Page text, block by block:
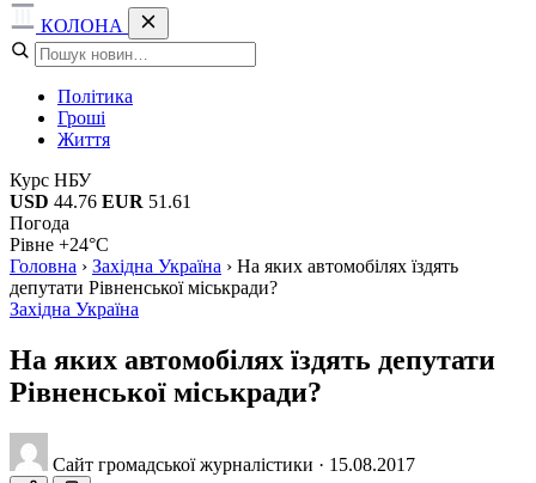
КОЛОНА
Політика
Гроші
Життя
Курс НБУ
USD 44.76 EUR 51.61
Погода
Рівне +24°C
Головна › Західна Україна › На яких автомобілях їздять
депутати Рівненської міськради?
Західна Україна
На яких автомобілях їздять депутати
Рівненської міськради?
Сайт громадської журналістики · 15.08.2017